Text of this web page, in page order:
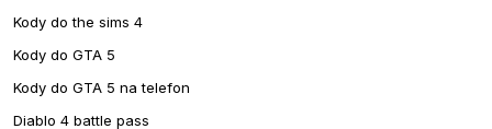
Kody do the sims 4
Kody do GTA 5
Kody do GTA 5 na telefon
Diablo 4 battle pass